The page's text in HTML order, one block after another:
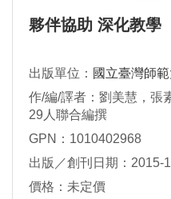
夥伴協助 深化教學
出版單位： 國立臺灣師
作/編/譯者：劉美慧，張
29人聯合編撰
GPN：1010402968
出版／創刊日期：2015-
價格：未定價